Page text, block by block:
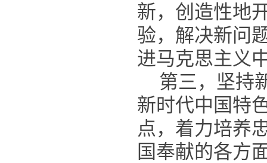
新，创造性地
验，解决新问
进马克思主义
第三，坚持
新时代中国特
点，着力培养
国奉献的各方